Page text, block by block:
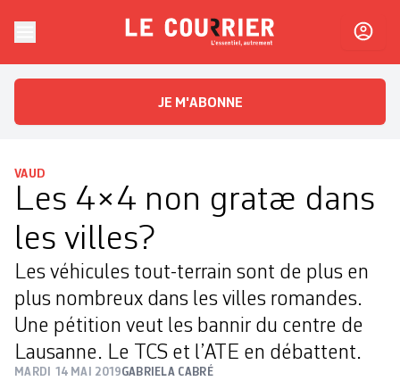
Le CourrierL'essentiel, autrement
JE M'ABONNE
VAUD
Les 4×4 non gratæ dans
les villes?
Les véhicules tout-terrain sont de plus en
plus nombreux dans les villes romandes.
Une pétition veut les bannir du centre de
Lausanne. Le TCS et l’ATE en débattent.
MARDI 14 MAI 2019GABRIELA CABRÉ